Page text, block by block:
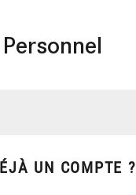
UN COMPTE ?